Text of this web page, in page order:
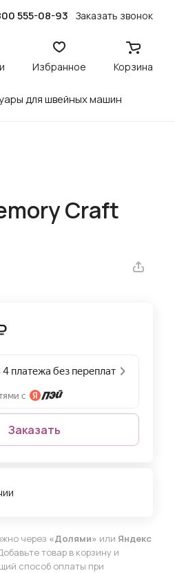
555-08-93 Заказать звонок
Избранное Корзина
для швейных машин
Craft
Заказать
через «Долями» или Яндекс
товар в корзину и
способ оплаты при